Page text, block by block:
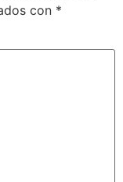
con *